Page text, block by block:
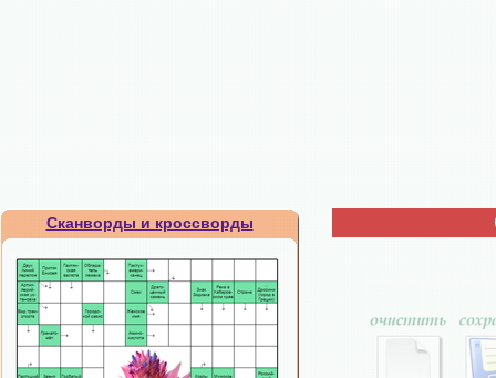
Сканворды и кроссворды